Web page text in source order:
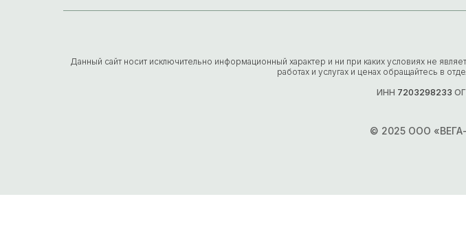
Данный сайт носит исключительно информационный характер и ни при каких условиях не
работах и услугах и ценах обращайтесь в
ИНН 7203298233
© 2025 ООО